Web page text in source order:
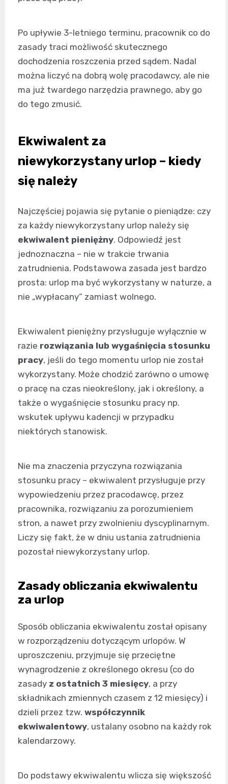
Po upływie 3-letniego terminu, pracownik co do
zasady traci możliwość skutecznego
dochodzenia roszczenia przed sądem. Nadal
można liczyć na dobrą wolę pracodawcy, ale nie
ma już twardego narzędzia prawnego, aby go
do tego zmusić.
Ekwiwalent za
niewykorzystany urlop – kiedy
się należy
Najczęściej pojawia się pytanie o pieniądze: czy
za każdy niewykorzystany urlop należy się
ekwiwalent pieniężny. Odpowiedź jest
jednoznaczna – nie w trakcie trwania
zatrudnienia. Podstawowa zasada jest bardzo
prosta: urlop ma być wykorzystany w naturze, a
nie „wypłacany” zamiast wolnego.
Ekwiwalent pieniężny przysługuje wyłącznie w
razie rozwiązania lub wygaśnięcia stosunku
pracy, jeśli do tego momentu urlop nie został
wykorzystany. Może chodzić zarówno o umowę
o pracę na czas nieokreślony, jak i określony, a
także o wygaśnięcie stosunku pracy np.
wskutek upływu kadencji w przypadku
niektórych stanowisk.
Nie ma znaczenia przyczyna rozwiązania
stosunku pracy – ekwiwalent przysługuje przy
wypowiedzeniu przez pracodawcę, przez
pracownika, rozwiązaniu za porozumieniem
stron, a nawet przy zwolnieniu dyscyplinarnym.
Liczy się fakt, że w dniu ustania zatrudnienia
pozostał niewykorzystany urlop.
Zasady obliczania ekwiwalentu
za urlop
Sposób obliczania ekwiwalentu został opisany
w rozporządzeniu dotyczącym urlopów. W
uproszczeniu, przyjmuje się przeciętne
wynagrodzenie z określonego okresu (co do
zasady z ostatnich 3 miesięcy, a przy
składnikach zmiennych czasem z 12 miesięcy) i
dzieli przez tzw. współczynnik
ekwiwalentowy, ustalany osobno na każdy rok
kalendarzowy.
Do podstawy ekwiwalentu wlicza się większość